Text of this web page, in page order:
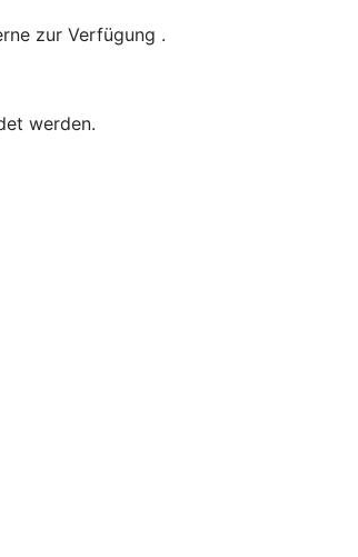
zur Verfügung .
werden.